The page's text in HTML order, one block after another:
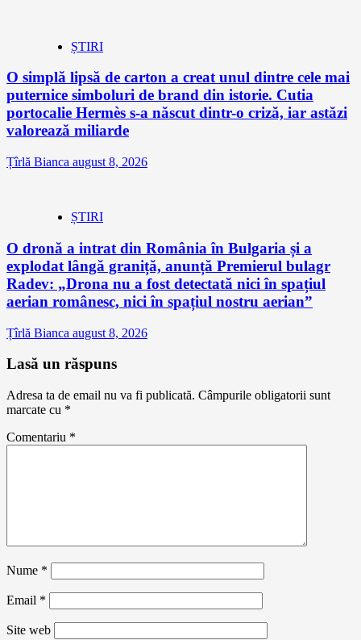
ȘTIRI
O simplă lipsă de carton a creat unul dintre cele mai
puternice simboluri de brand din istorie. Cutia
portocalie Hermès s-a născut dintr-o criză, iar astăzi
valorează miliarde
Țîrlă Bianca august 8, 2026
ȘTIRI
O dronă a intrat din România în Bulgaria și a
explodat lângă graniță, anunță Premierul bulagr
Radev: „Drona nu a fost detectată nici în spațiul
aerian românesc, nici în spațiul nostru aerian”
Țîrlă Bianca august 8, 2026
Lasă un răspuns
Adresa ta de email nu va fi publicată. Câmpurile obligatorii sunt
marcate cu *
Comentariu *
Nume *
Email *
Site web